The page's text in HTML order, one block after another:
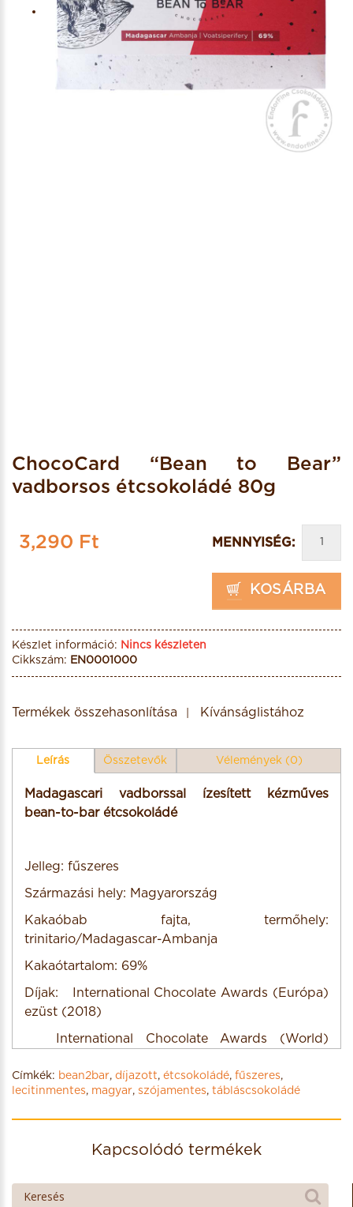
ChocoCard “Bean to Bear”
vadborsos étcsokoládé 80g
3,290 Ft MENNYISÉG:
KOSÁRBA
Készlet információ: Nincs készleten
Cikkszám: EN0001000
Termékek összehasonlítása Kívánságlistához
Leírás Összetevők Vélemények (0)
Madagascari vadborssal ízesített kézműves
bean-to-bar étcsokoládé
Jelleg: fűszeres
Származási hely: Magyarország
Kakaóbab fajta, termőhely:
trinitario/Madagascar-Ambanja
Kakaótartalom: 69%
Díjak: International Chocolate Awards (Európa)
ezüst (2018)
International Chocolate Awards (World)
Egyéb: lecitinmentes, szójamentes
Címkék: bean2bar, díjazott, étcsokoládé, fűszeres,
lecitinmentes, magyar, szójamentes, tábláscsokoládé
Kapcsolódó termékek